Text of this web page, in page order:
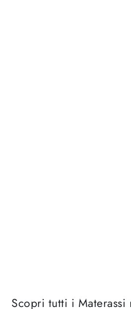
Scopri tutti i